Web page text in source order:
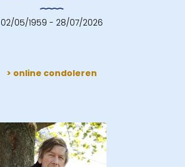
02/05/1959 - 28/07/2026
> online condoleren